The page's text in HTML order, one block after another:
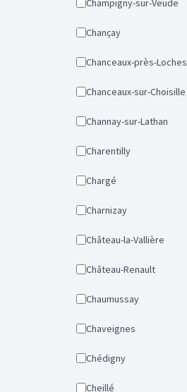
Champigny-sur-Veude
Chançay
Chanceaux-près-Loches
Chanceaux-sur-Choisille
Channay-sur-Lathan
Charentilly
Chargé
Charnizay
Château-la-Vallière
Château-Renault
Chaumussay
Chaveignes
Chédigny
Cheillé